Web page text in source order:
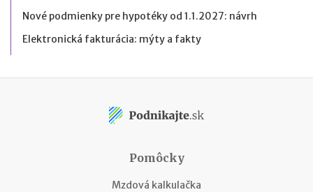
Nové podmienky pre hypotéky od 1.1.2027: návrh
Elektronická fakturácia: mýty a fakty
Pomôcky
Mzdová kalkulačka